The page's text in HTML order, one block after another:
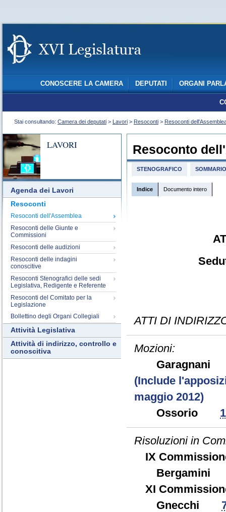
CONOSCERE LA CAMERA DEPUTATI ORGANI
Stai consultando: Camera dei deputati > Lavori > Resoconti > Resoconti
LAVORI
Agenda dei Lavori
Resoconti
Resoconti dell'Assemblea
Resoconti delle Giunte e
Commissioni
Resoconti delle audizioni
Resoconti delle indagini
conoscitive
Resoconti Stenografici delle sedi
Legislativa, Redigente e Referente
Resoconti del Comitato per la
Legislazione
Bollettino degli Organi Collegiali
Attività Legislativa
Attività di indirizzo, controllo e
conoscitiva
Resoconto
STENOGRAFICO SOMMARIO
Indice Documento intero
ATTI DI
Mozioni:
(Include
maggio 2012)
Ossorio
Risoluzioni in
IX
XI
Gnecchi